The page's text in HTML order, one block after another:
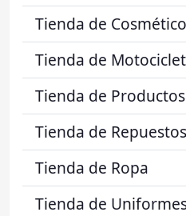
Tienda de
Tienda de
Tienda de
Tienda de
Tienda de Ropa
Tienda de